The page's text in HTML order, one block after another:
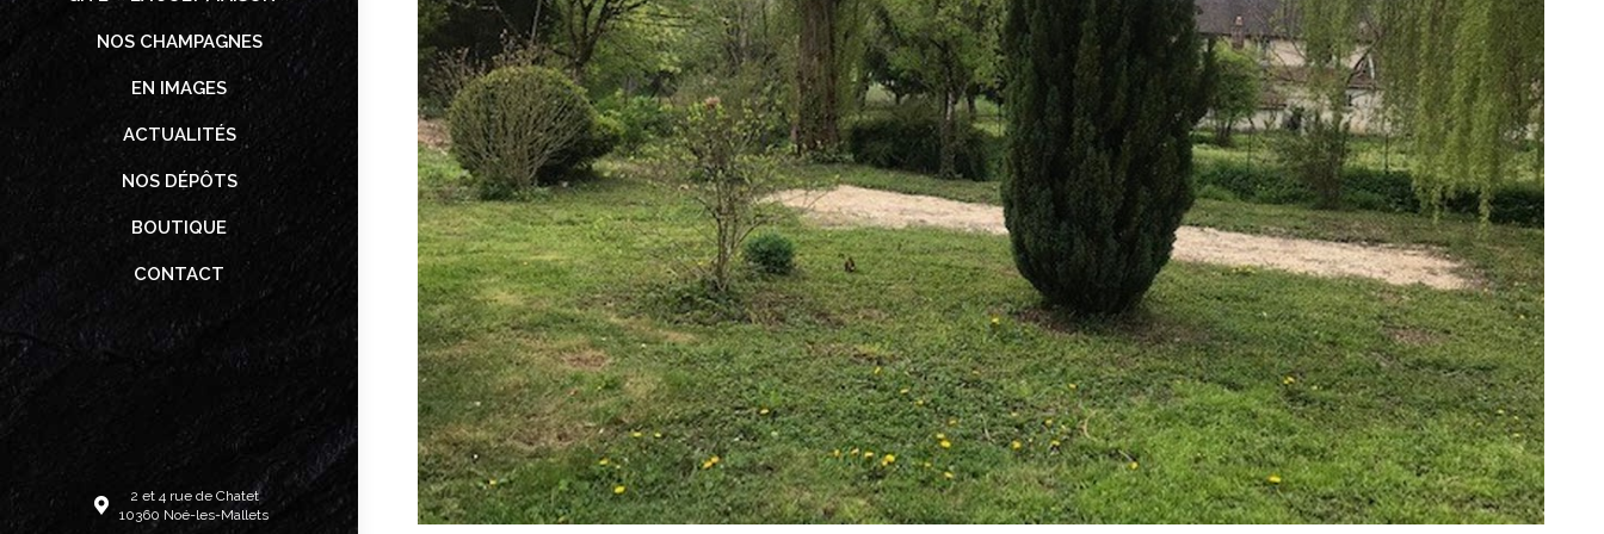
NOS CHAMPAGNES
EN IMAGES
ACTUALITÉS
NOS DÉPÔTS
BOUTIQUE
CONTACT
2 et 4 rue de Chatet
10360 Noé-les-Mallets